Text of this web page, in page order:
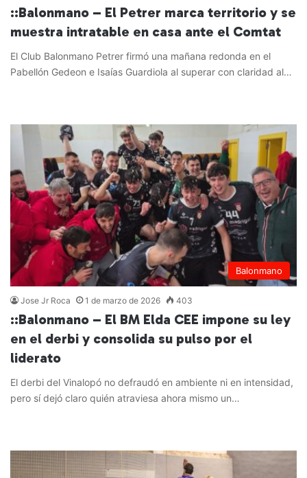
::Balonmano – El Petrer marca territorio y se
muestra intratable en casa ante el Comtat
El Club Balonmano Petrer firmó una mañana redonda en el
Pabellón Gedeon e Isaías Guardiola al superar con claridad al…
Balonmano
Jose Jr Roca 1 de marzo de 2026 403
::Balonmano – El BM Elda CEE impone su ley
en el derbi y consolida su pulso por el
liderato
El derbi del Vinalopó no defraudó en ambiente ni en intensidad,
pero sí dejó claro quién atraviesa ahora mismo un…